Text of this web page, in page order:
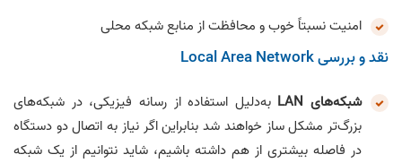
امنیت نسبتاً خوب و محافظت از منابع شبکه محلی
نقد و بررسی Local Area Network
شبکه‌های LAN
به‌دلیل استفاده از رسانه فیزیکی، در شبکه‌های
بزرگ‌تر مشکل ساز خواهند شد بنابراین اگر نیاز به اتصال دو دستگاه
در فاصله بیشتری از هم داشته باشیم، شاید نتوانیم از یک شبکه